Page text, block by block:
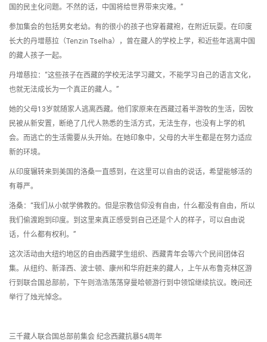
国的民主化问题。不然的话，中国将给世界带来灾难。”
参加集会的包括男女老幼。有的很小的孩子也穿着藏袍，在附近玩耍。在印度
长大的丹增慈拉（Tenzin Tselha），曾在藏人的学校上学，和近些年逃离中国
的藏人孩子一起。
丹增慈拉：“这些孩子在西藏的学校无法学习藏文，不能学习自己的语言文化，
也就无法成长为一个真正的藏人。”
她的父母13岁就随家人逃离西藏。他们家原来在西藏过着半游牧的生活，因牧
民被从新安置，断绝了几代人熟悉的生活方式，无法生存，也没有上学的机
会。而逃亡的生活需要从头开始。在她印象中，父母的大半生都是在努力适应
新的环境。
从印度辗转来到美国的洛桑一直感到，在这里可以自由的说话，希望能够活的
有尊严。
洛桑：“我们从小就学佛教的。但是宗教信仰没有自由，什么都没有自由，所以
我们偷渡跑到印度。到这里来真正感受到自己还是个人的样子，可以自由说
话，什么都有权利。”
这次活动由大纽约地区的自由西藏学生组织、西藏青年会等六个民间团体召
集。从纽约、新泽西、波士顿、康州和华府赶来的藏人，上午从布鲁克林区游
行到联合国总部前，下午则浩浩荡荡穿曼哈顿游行到中领馆继续抗议。晚间还
举行了烛光悼念。
三千藏人联合国总部前集会 纪念西藏抗暴54周年